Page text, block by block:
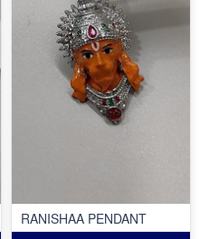
RANISHAA PENDANT